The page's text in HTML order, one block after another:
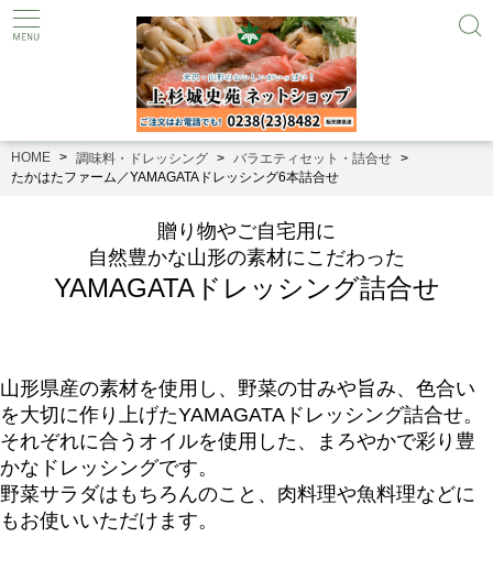
HOME 調味料・ドレッシング
バラエティセット・詰合せ
たかはたファーム／YAMAGATAドレッシング6本詰合せ
贈り物やご自宅用に
自然豊かな山形の素材にこだわった
YAMAGATAドレッシング詰合せ
山形県産の素材を使用し、野菜の甘みや旨み、色合い
を大切に作り上げたYAMAGATAドレッシング詰合せ。
それぞれに合うオイルを使用した、まろやかで彩り豊
かなドレッシングです。
野菜サラダはもちろんのこと、肉料理や魚料理などに
もお使いいただけます。